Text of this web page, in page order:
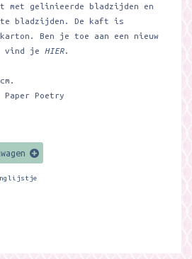
gelinieerde bladzijden en
bladzijden. De kaft is
Ben je toe aan een nieuw
vind je
HIER.
Poetry